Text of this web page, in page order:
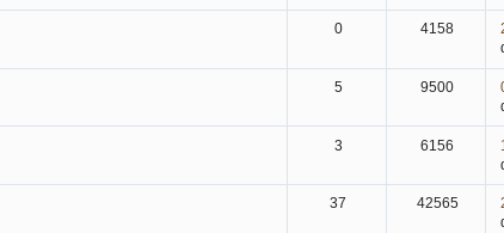
0 4158
5 9500
3 6156
37 42565